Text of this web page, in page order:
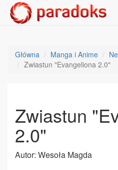
Główna Manga i Anime
Zwiastun "Evangeliona 2.0"
Zwiastun
2.0"
Autor: Wesoła Magda